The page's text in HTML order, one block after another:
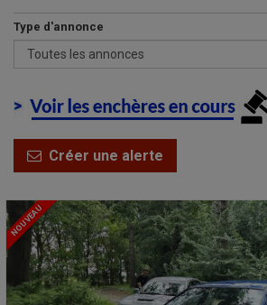
Type d'annonce
Créer une alerte
NOUVEAU